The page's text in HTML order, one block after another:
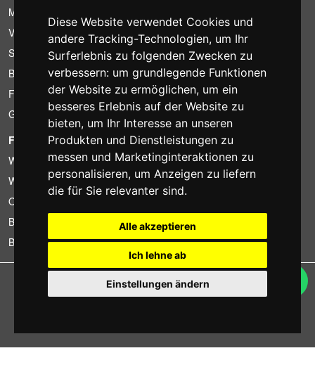
Diese Website verwendet Cookies und
andere Tracking-Technologien, um Ihr
Surferlebnis zu folgenden Zwecken zu
verbessern: um grundlegende Funktionen
der Website zu ermöglichen, um ein
besseres Erlebnis auf der Website zu
bieten, um Ihr Interesse an unseren
Produkten und Dienstleistungen zu
messen und Marketinginteraktionen zu
personalisieren, um Anzeigen zu liefern
die für Sie relevanter sind.
Alle akzeptieren
Ich lehne ab
Einstellungen ändern
Mietbedingungen
Verkaufsangebote
Sparpakete
Billiger gefunden?
Finanzierung
Gebrauchtartikel
FOTOCOLOMBO.IT
Wer wir sind
Wo wir sind
Oeffnungszeiten
Bewertungen auf Trovaprezzi
Bewertungen auf Google
Copyright © Fotocolombo Srl - Viale Verdi 95 - 23807 Merate (LC) - P. Iva
03298370135 - SDI: M5UXCR1